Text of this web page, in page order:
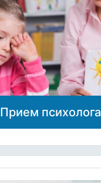
Прием психолога